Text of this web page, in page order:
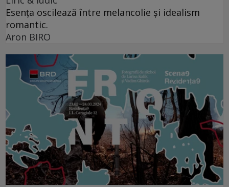
Esența oscilează între melancolie și idealism
romantic.
Aron BIRO